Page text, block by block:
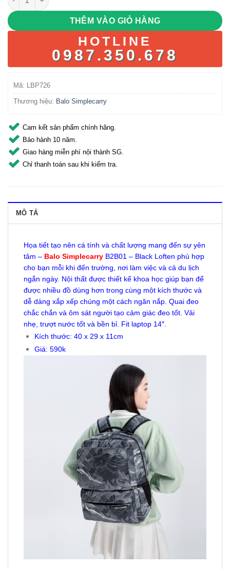
THÊM VÀO GIỎ HÀNG
HOTLINE
0987.350.678
Mã: LBP726
Thương hiệu: Balo Simplecarry
Cam kết sản phẩm chính hãng.
Bảo hành 10 năm.
Giao hàng miễn phí nội thành SG.
Chỉ thanh toán sau khi kiểm tra.
MÔ TẢ
Họa tiết tạo nên cá tính và chất lượng mang đến sự yên
tâm – Balo Simplecarry B2B01 – Black Loften phù hợp
cho bạn mỗi khi đến trường, nơi làm việc và cả du lịch
ngắn ngày. Nội thất được thiết kế khoa học giúp bạn để
được nhiều đồ dùng hơn trong cùng một kích thước và
dễ dàng xắp xếp chúng một cách ngăn nắp. Quai đeo
chắc chắn và ôm sát người tạo cảm giác đeo tốt. Vải
nhẹ, trượt nước tốt và bền bỉ. Fit laptop 14″.
Kích thước: 40 x 29 x 11cm
Giá: 590k